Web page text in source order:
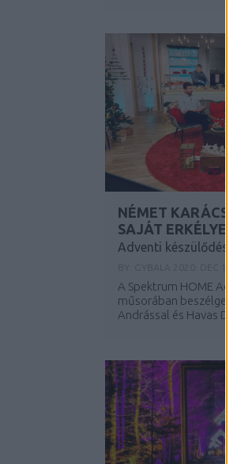
NÉMET
SAJÁT
Adventi készülődés a
A Spektrum HOME
műsorában
Andrással és Havas